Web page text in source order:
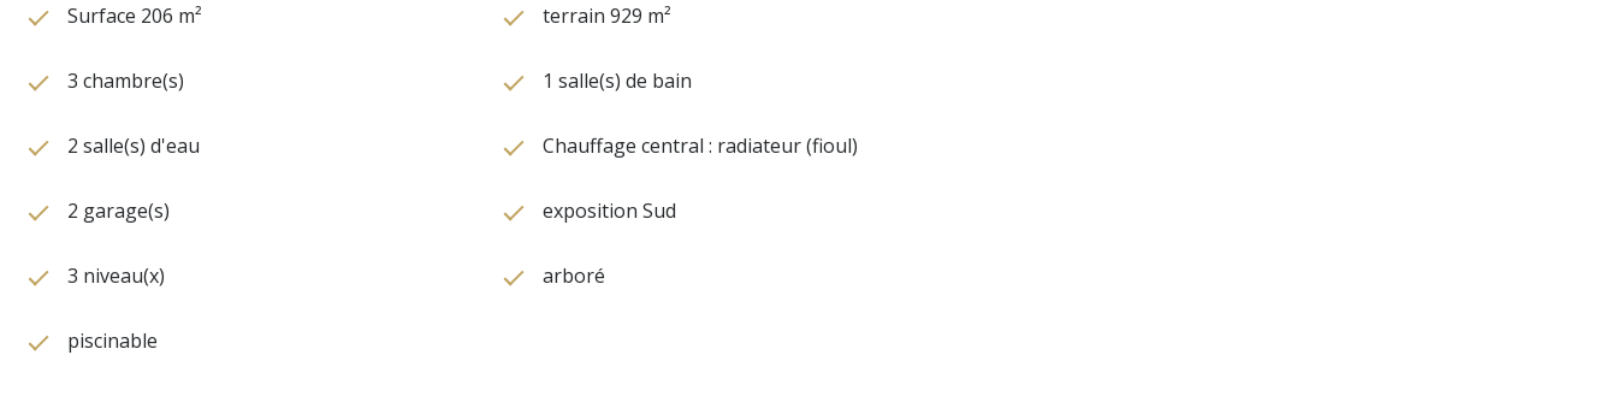
Surface 206 m² terrain 929 m²
3 chambre(s) 1 salle(s) de bain
2 salle(s) d'eau Chauffage central : radiateur (fioul)
2 garage(s) exposition Sud
3 niveau(x) arboré
piscinable